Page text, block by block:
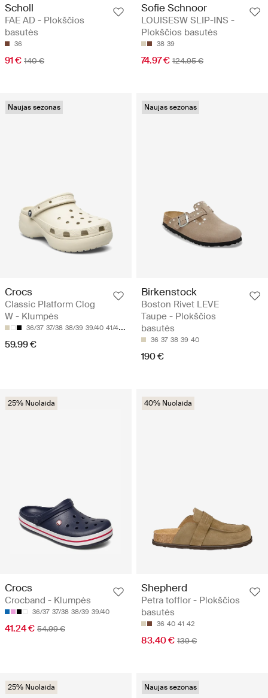
Scholl
FAE AD - Plokščios
basutės
36
91 € 140 €
Sofie Schnoor
LOUISESW SLIP-INS -
Plokščios basutės
38 39
74.97 € 124.95 €
Naujas sezonas
Crocs
Classic Platform Clog
W - Klumpės
36/37 37/38 38/39 39/40 41/42
59.99 €
Naujas sezonas
Birkenstock
Boston Rivet LEVE
Taupe - Plokščios
basutės
36 37 38 39 40
190 €
25% Nuolaida
Crocs
Crocband - Klumpės
36/37 37/38 38/39 39/40
41.24 € 54.99 €
40% Nuolaida
Shepherd
Petra tofflor - Plokščios
basutės
36 40 41 42
83.40 € 139 €
25% Nuolaida Naujas sezonas